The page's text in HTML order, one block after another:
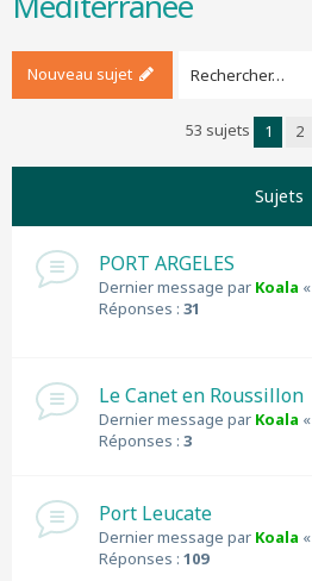
Nouveau sujet
53 sujets 1 2
Sujets
PORT ARGELES
Dernier message par Koala «
Réponses : 31
Le Canet en Roussillon
Dernier message par Koala «
Réponses : 3
Port Leucate
Dernier message par Koala «
Réponses : 109